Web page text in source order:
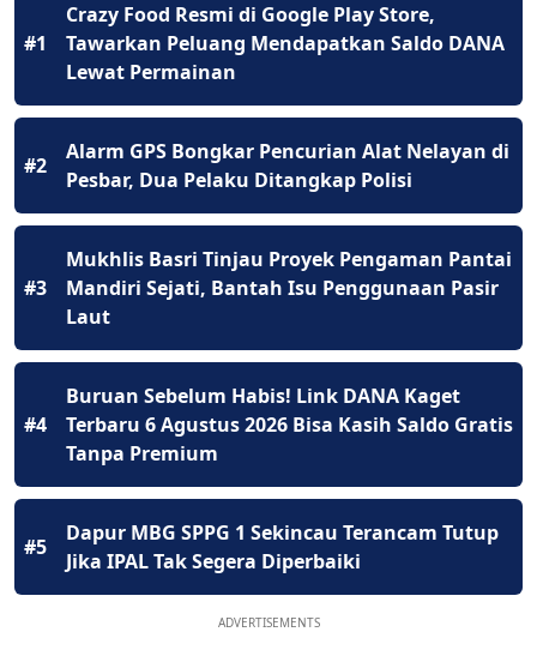
#1
Crazy Food Resmi di Google Play Store,
Tawarkan Peluang Mendapatkan Saldo DANA
Lewat Permainan
#2
Alarm GPS Bongkar Pencurian Alat Nelayan di
Pesbar, Dua Pelaku Ditangkap Polisi
#3
Mukhlis Basri Tinjau Proyek Pengaman Pantai
Mandiri Sejati, Bantah Isu Penggunaan Pasir
Laut
#4
Buruan Sebelum Habis! Link DANA Kaget
Terbaru 6 Agustus 2026 Bisa Kasih Saldo Gratis
Tanpa Premium
#5
Dapur MBG SPPG 1 Sekincau Terancam Tutup
Jika IPAL Tak Segera Diperbaiki
ADVERTISEMENTS